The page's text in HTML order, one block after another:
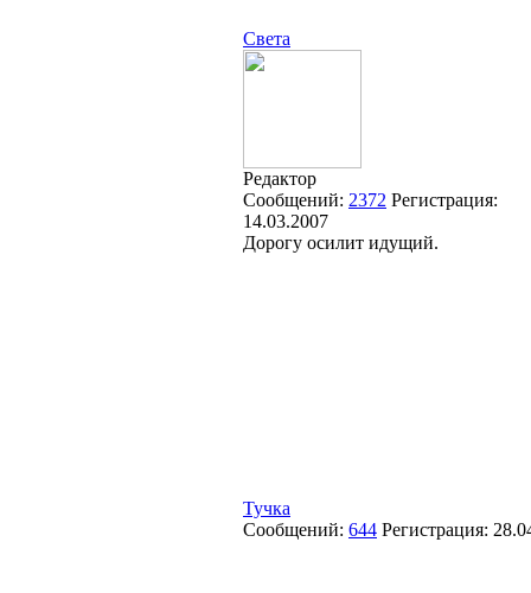
Света
Редактор
Сообщений: 2372 Регистрация:
14.03.2007
Дорогу осилит идущий.
Тучка
Сообщений: 644 Регистрация: